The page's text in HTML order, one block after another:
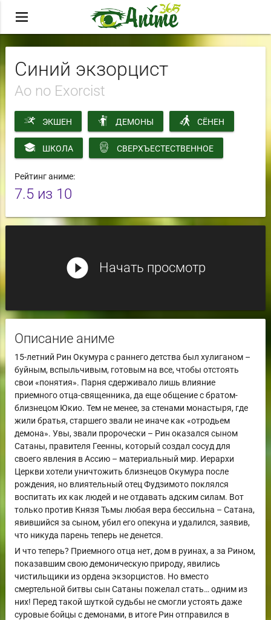
menu
Синий экзорцист
Ao no Exorcist
ЭКШЕН ДЕМОНЫ СЁНЕН
ШКОЛА СВЕРХЪЕСТЕСТВЕННОЕ
Рейтинг аниме:
7.5из 10
play_circle_filled Начать просмотр
Описание аниме
15-летний Рин Окумура с раннего детства был хулиганом –
буйным, вспыльчивым, готовым на все, чтобы отстоять
свои «понятия». Парня сдерживало лишь влияние
приемного отца-священника, да еще общение с братом-
близнецом Юкио. Тем не менее, за стенами монастыря, где
жили братья, старшего звали не иначе как «отродьем
демона». Увы, звали пророчески – Рин оказался сыном
Сатаны, правителя Геенны, который создал сосуд для
своего явления в Ассию – материальный мир. Иерархи
Церкви хотели уничтожить близнецов Окумура после
рождения, но влиятельный отец Фудзимото поклялся
воспитать их как людей и не отдавать адским силам. Вот
только против Князя Тьмы любая вера бессильна – Сатана,
явившийся за сыном, убил его опекуна и удалился, заявив,
что никуда парень теперь не денется.
И что теперь? Приемного отца нет, дом в руинах, а за Рином,
показавшим свою демоническую природу, явились
чистильщики из ордена экзорцистов. Но вместо
смертельной битвы сын Сатаны пожелал стать… одним из
них! Перед такой шуткой судьбы не смогли устоять даже
суровые бойцы с демонами, в итоге Рин отправился в